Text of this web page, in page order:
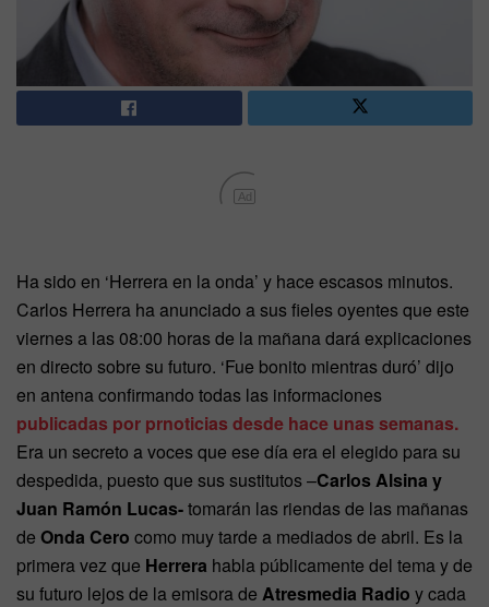
Ad
Ha sido en ‘Herrera en la onda’ y hace escasos minutos.
Carlos Herrera ha anunciado a sus fieles oyentes que este
viernes a las 08:00 horas de la mañana dará explicaciones
en directo sobre su futuro. ‘Fue bonito mientras duró’ dijo
en antena confirmando todas las informaciones
publicadas por prnoticias desde hace unas semanas.
Era un secreto a voces que ese día era el elegido para su
despedida, puesto que sus sustitutos –Carlos Alsina y
Juan Ramón Lucas-tomarán las riendas de las mañanas
de Onda Cero como muy tarde a mediados de abril. Es la
primera vez que Herrera habla públicamente del tema y de
su futuro lejos de la emisora de Atresmedia Radio y cada